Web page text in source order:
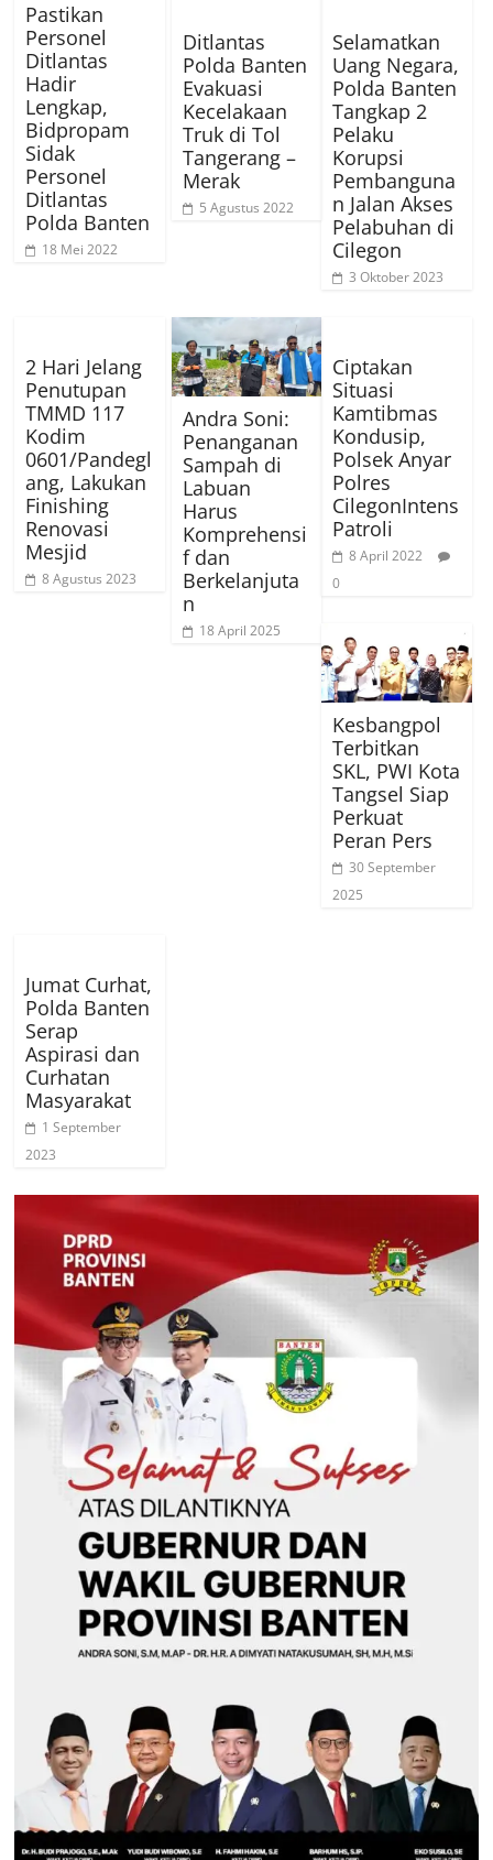
Pastikan
Personel
Ditlantas
Hadir
Lengkap,
Bidpropam
Sidak
Personel
Ditlantas
Polda Banten
18 Mei 2022
Ditlantas
Polda Banten
Evakuasi
Kecelakaan
Truk di Tol
Tangerang –
Merak
5 Agustus 2022
Selamatkan
Uang Negara,
Polda Banten
Tangkap 2
Pelaku
Korupsi
Pembanguna
n Jalan Akses
Pelabuhan di
Cilegon
3 Oktober 2023
2 Hari Jelang
Penutupan
TMMD 117
Kodim
0601/Pandegl
ang, Lakukan
Finishing
Renovasi
Mesjid
8 Agustus 2023
Andra Soni:
Penanganan
Sampah di
Labuan
Harus
Komprehensi
f dan
Berkelanjuta
n
18 April 2025
Ciptakan
Situasi
Kamtibmas
Kondusip,
Polsek Anyar
Polres
CilegonIntens
Patroli
8 April 2022
0
Kesbangpol
Terbitkan
SKL, PWI Kota
Tangsel Siap
Perkuat
Peran Pers
30 September
2025
Jumat Curhat,
Polda Banten
Serap
Aspirasi dan
Curhatan
Masyarakat
1 September
2023